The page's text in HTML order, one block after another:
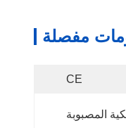
مفصلة
CE
المصبوبة